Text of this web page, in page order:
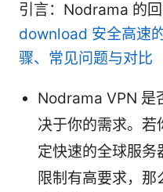
引言：Nodrama 的
download 安全高速
骤、常见问题与对比
Nodrama VPN 是
决于你的需求。若
定快速的全球服务
限制有高要求，